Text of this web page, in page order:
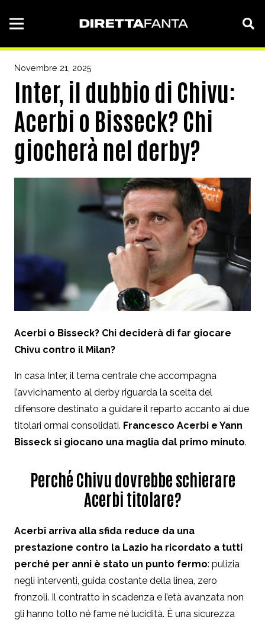
Novembre 21, 2025
Inter, il dubbio di Chivu:
Acerbi o Bisseck? Chi
giocherà nel derby?
Acerbi o Bisseck? Chi deciderà di far giocare
Chivu contro il Milan?
In casa Inter, il tema centrale che accompagna
l’avvicinamento al derby riguarda la scelta del
difensore destinato a guidare il reparto accanto ai due
titolari ormai consolidati. Francesco Acerbi e Yann
Bisseck si giocano una maglia dal primo minuto.
Perché Chivu dovrebbe schierare
Acerbi titolare?
Acerbi arriva alla sfida reduce da una
prestazione contro la Lazio ha ricordato a tutti
perché per anni è stato un punto fermo: pulizia
negli interventi, guida costante della linea, zero
fronzoli. Il contratto in scadenza e l’età avanzata non
gli hanno tolto né fame né lucidità. È una sicurezza